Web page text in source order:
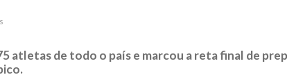
atletas de todo o país e marcou a reta final de